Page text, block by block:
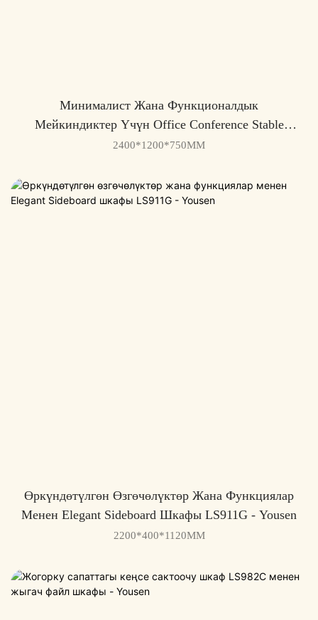
Минималист Жана Функционалдык
Мейкиндиктер Үчүн Office Conference Stable
LS924H - Yousen
2400*1200*750MM
Өркүндөтүлгөн Өзгөчөлүктөр Жана Функциялар
Менен Elegant Sideboard Шкафы LS911G - Yousen
2200*400*1120MM